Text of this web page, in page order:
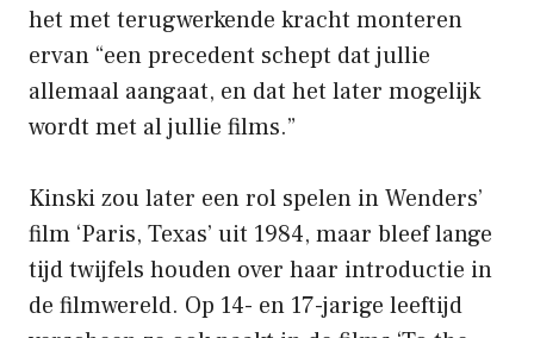
het met terugwerkende kracht monteren
ervan “een precedent schept dat jullie
allemaal aangaat, en dat het later mogelijk
wordt met al jullie films.”
Kinski zou later een rol spelen in Wenders’
film ‘Paris, Texas’ uit 1984, maar bleef lange
tijd twijfels houden over haar introductie in
de filmwereld. Op 14- en 17-jarige leeftijd